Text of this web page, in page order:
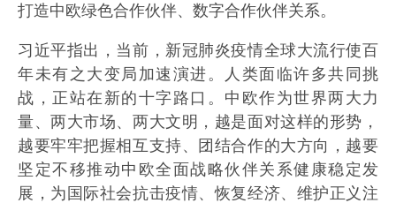
打造中欧绿色合作伙伴、数字合作伙伴关系。
习近平指出，当前，新冠肺炎疫情全球大流行使百
年未有之大变局加速演进。人类面临许多共同挑
战，正站在新的十字路口。中欧作为世界两大力
量、两大市场、两大文明，越是面对这样的形势，
越要牢牢把握相互支持、团结合作的大方向，越要
坚定不移推动中欧全面战略伙伴关系健康稳定发
展，为国际社会抗击疫情、恢复经济、维护正义注